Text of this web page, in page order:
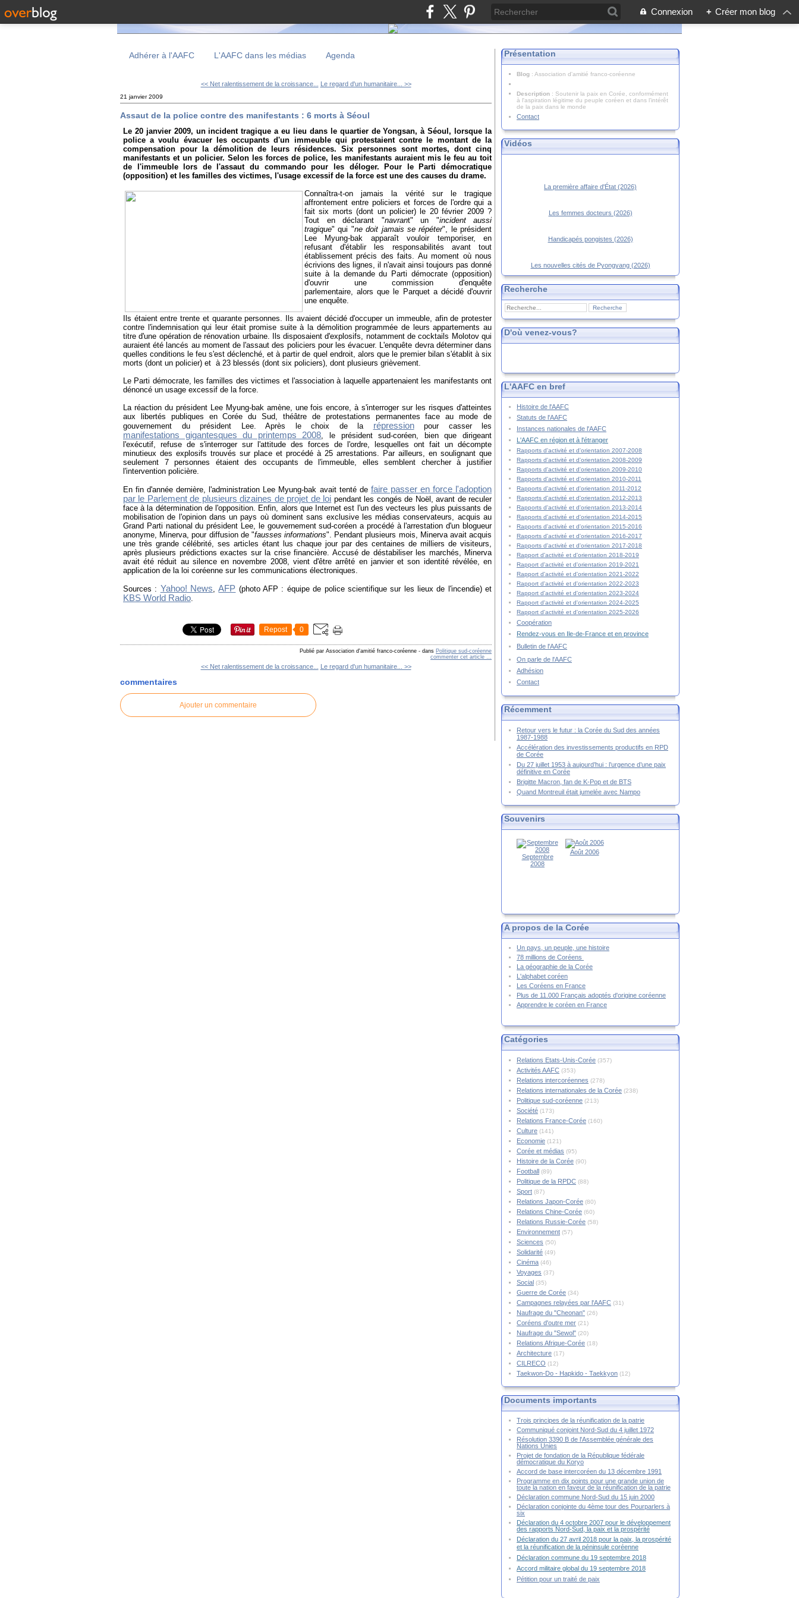
Connexion + Créer mon blog
Adhérer à l'AAFC L'AAFC dans les médias Agenda
<< Net ralentissement de la croissance... Le regard d'un humanitaire... >>
21 janvier 2009
Assaut de la police contre des manifestants : 6 morts à Séoul
Le 20 janvier 2009, un incident tragique a eu lieu dans le quartier de Yongsan, à Séoul, lorsque la
police a voulu évacuer les occupants d'un immeuble qui protestaient contre le montant de la
compensation pour la démolition de leurs résidences. Six personnes sont mortes, dont cinq
manifestants et un policier. Selon les forces de police, les manifestants auraient mis le feu au toit
de l'immeuble lors de l'assaut du commando pour les déloger. Pour le Parti démocratique
(opposition) et les familles des victimes, l'usage excessif de la force est une des causes du drame.
Connaîtra-t-on jamais la vérité sur le tragique
affrontement entre policiers et forces de l'ordre qui a
fait six morts (dont un policier) le 20 février 2009 ?
Tout en déclarant "navrant" un "incident aussi
tragique" qui "ne doit jamais se répéter", le président
Lee Myung-bak apparaît vouloir temporiser, en
refusant d'établir les responsabilités avant tout
établissement précis des faits. Au moment où nous
écrivions des lignes, il n'avait ainsi toujours pas donné
suite à la demande du Parti démocrate (opposition)
d'ouvrir une commission d'enquête
parlementaire, alors que le Parquet a décidé d'ouvrir
une enquête.
Ils étaient entre trente et quarante personnes. Ils avaient décidé d'occuper un immeuble, afin de protester
contre l'indemnisation qui leur était promise suite à la démolition programmée de leurs appartements au
titre d'une opération de rénovation urbaine. Ils disposaient d'explosifs, notamment de cocktails Molotov qui
auraient été lancés au moment de l'assaut des policiers pour les évacuer. L'enquête devra déterminer dans
quelles conditions le feu s'est déclenché, et à partir de quel endroit, alors que le premier bilan s'établit à six
morts (dont un policier) et à 23 blessés (dont six policiers), dont plusieurs grièvement.
Le Parti démocrate, les familles des victimes et l'association à laquelle appartenaient les manifestants ont
dénoncé un usage excessif de la force.
La réaction du président Lee Myung-bak amène, une fois encore, à s'interroger sur les risques d'atteintes
aux libertés publiques en Corée du Sud, théâtre de protestations permanentes face au mode de
gouvernement du président Lee. Après le choix de la répressionpour casser les
manifestations gigantesques du printemps 2008, le président sud-coréen, bien que dirigeant
l'exécutif, refuse de s'interroger sur l'attitude des forces de l'ordre, lesquelles ont fait un décompte
minutieux des explosifs trouvés sur place et procédé à 25 arrestations. Par ailleurs, en soulignant que
seulement 7 personnes étaient des occupants de l'immeuble, elles semblent chercher à justifier
l'intervention policière.
En fin d'année dernière, l'administration Lee Myung-bak avait tenté de faire passer en force l'adoption
par le Parlement de plusieurs dizaines de projet de loi pendant les congés de Noël, avant de reculer
face à la détermination de l'opposition. Enfin, alors que Internet est l'un des vecteurs les plus puissants de
mobilisation de l'opinion dans un pays où dominent sans exclusive les médias conservateurs, acquis au
Grand Parti national du président Lee, le gouvernement sud-coréen a procédé à l'arrestation d'un blogueur
anonyme, Minerva, pour diffusion de "fausses informations". Pendant plusieurs mois, Minerva avait acquis
une très grande célébrité, ses articles étant lus chaque jour par des centaines de milliers de visiteurs,
après plusieurs prédictions exactes sur la crise financière. Accusé de déstabiliser les marchés, Minerva
avait été réduit au silence en novembre 2008, vient d'être arrêté en janvier et son identité révélée, en
application de la loi coréenne sur les communications électroniques.
Sources : Yahoo! News,AFP (photo AFP : équipe de police scientifique sur les lieux de l'incendie) et
KBS World Radio.
Repost 0
Publié par Association d'amitié franco-coréenne - dans Politique sud-coréenne
commenter cet article …
<< Net ralentissement de la croissance... Le regard d'un humanitaire... >>
commentaires
Ajouter un commentaire
Présentation
Blog : Association d'amitié franco-coréenne
Description : Soutenir la paix en Corée, conformément
à l'aspiration légitime du peuple coréen et dans l’intérêt
de la paix dans le monde
Contact
Vidéos
La première affaire d'État (2026)
Les femmes docteurs (2026)
Handicapés pongistes (2026)
Les nouvelles cités de Pyongyang (2026)
Recherche
D'où venez-vous?
L'AAFC en bref
Histoire de l'AAFC
Statuts de l'AAFC
Instances nationales de l'AAFC
L'AAFC en région et à l'étranger
Rapports d'activité et d'orientation 2007-2008
Rapports d'activité et d'orientation 2008-2009
Rapports d'activité et d'orientation 2009-2010
Rapports d'activité et d'orientation 2010-2011
Rapports d'activité et d'orientation 2011-2012
Rapports d'activité et d'orientation 2012-2013
Rapports d'activité et d'orientation 2013-2014
Rapports d'activité et d'orientation 2014-2015
Rapports d'activité et d'orientation 2015-2016
Rapports d'activité et d'orientation 2016-2017
Rapports d'activité et d'orientation 2017-2018
Rapport d'activité et d'orientation 2018-2019
Rapport d'activité et d'orientation 2019-2021
Rapport d'activité et d'orientation 2021-2022
Rapport d'activité et d'orientation 2022-2023
Rapport d'activité et d'orientation 2023-2024
Rapport d'activité et d'orientation 2024-2025
Rapport d'activité et d'orientation 2025-2026
Coopération
Rendez-vous en Ile-de-France et en province
Bulletin de l'AAFC
On parle de l'AAFC
Adhésion
Contact
Récemment
Retour vers le futur : la Corée du Sud des années
1987-1988
Accélération des investissements productifs en RPD
de Corée
Du 27 juillet 1953 à aujourd’hui : l’urgence d’une paix
définitive en Corée
Brigitte Macron, fan de K-Pop et de BTS
Quand Montreuil était jumelée avec Nampo
Souvenirs
Septembre
2008
Août 2006
A propos de la Corée
Un pays, un peuple, une histoire
78 millions de Coréens
La géographie de la Corée
L'alphabet coréen
Les Coréens en France
Plus de 11.000 Français adoptés d'origine coréenne
Apprendre le coréen en France
Catégories
Relations Etats-Unis-Corée (357)
Activités AAFC (353)
Relations intercoréennes (278)
Relations internationales de la Corée (238)
Politique sud-coréenne (213)
Société (173)
Relations France-Corée (160)
Culture (141)
Economie (121)
Corée et médias (95)
Histoire de la Corée (90)
Football (89)
Politique de la RPDC (88)
Sport (87)
Relations Japon-Corée (80)
Relations Chine-Corée (60)
Relations Russie-Corée (58)
Environnement (57)
Sciences (50)
Solidarité (49)
Cinéma (46)
Voyages (37)
Social (35)
Guerre de Corée (34)
Campagnes relayées par l'AAFC (31)
Naufrage du "Cheonan" (26)
Coréens d'outre mer (21)
Naufrage du "Sewol" (20)
Relations Afrique-Corée (18)
Architecture (17)
CILRECO (12)
Taekwon-Do - Hapkido - Taekkyon (12)
Documents importants
Trois principes de la réunification de la patrie
Communiqué conjoint Nord-Sud du 4 juillet 1972
Résolution 3390 B de l'Assemblée générale des
Nations Unies
Projet de fondation de la République fédérale
démocratique du Koryo
Accord de base intercoréen du 13 décembre 1991
Programme en dix points pour une grande union de
toute la nation en faveur de la réunification de la patrie
Déclaration commune Nord-Sud du 15 juin 2000
Déclaration conjointe du 4ème tour des Pourparlers à
six
Déclaration du 4 octobre 2007 pour le développement
des rapports Nord-Sud, la paix et la prospérité
Déclaration du 27 avril 2018 pour la paix, la prospérité
et la réunification de la péninsule coréenne
Déclaration commune du 19 septembre 2018
Accord militaire global du 19 septembre 2018
Pétition pour un traité de paix